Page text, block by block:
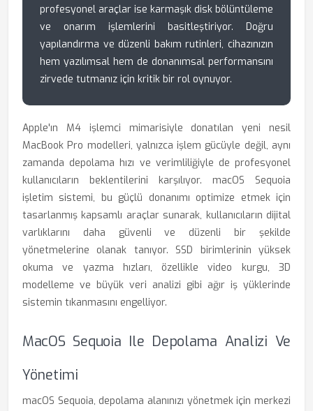
profesyonel araçlar ise karmaşık disk bölüntüleme
ve onarım işlemlerini basitleştiriyor. Doğru
yapılandırma ve düzenli bakım rutinleri, cihazınızın
hem yazılımsal hem de donanımsal performansını
zirvede tutmanız için kritik bir rol oynuyor.
Apple'ın M4 işlemci mimarisiyle donatılan yeni nesil
MacBook Pro modelleri, yalnızca işlem gücüyle değil, aynı
zamanda depolama hızı ve verimliliğiyle de profesyonel
kullanıcıların beklentilerini karşılıyor. macOS Sequoia
işletim sistemi, bu güçlü donanımı optimize etmek için
tasarlanmış kapsamlı araçlar sunarak, kullanıcıların dijital
varlıklarını daha güvenli ve düzenli bir şekilde
yönetmelerine olanak tanıyor. SSD birimlerinin yüksek
okuma ve yazma hızları, özellikle video kurgu, 3D
modelleme ve büyük veri analizi gibi ağır iş yüklerinde
sistemin tıkanmasını engelliyor.
MacOS Sequoia Ile Depolama Analizi Ve
Yönetimi
macOS Sequoia, depolama alanınızı yönetmek için merkezi